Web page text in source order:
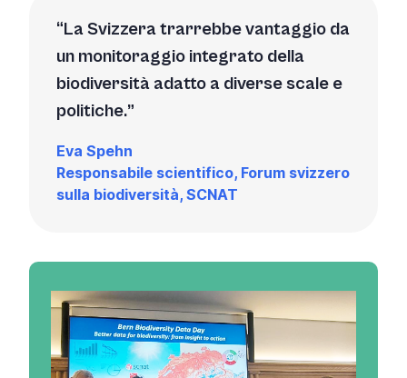
La Svizzera trarrebbe vantaggio da
un monitoraggio integrato della
biodiversità adatto a diverse scale e
politiche.
Eva Spehn
Responsabile scientifico, Forum svizzero
sulla biodiversità, SCNAT